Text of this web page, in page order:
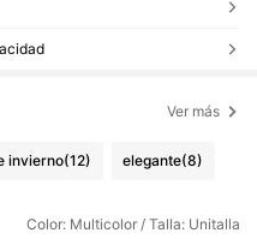
Ver más
invierno(12) elegante(8)
Color: Multicolor / Talla: Unitalla